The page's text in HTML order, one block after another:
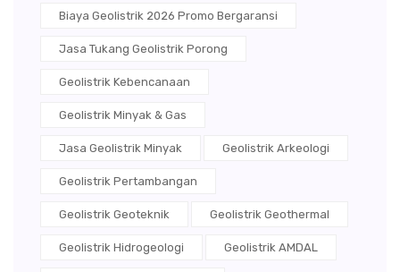
Biaya Geolistrik 2026 Promo Bergaransi
Jasa Tukang Geolistrik Porong
Geolistrik Kebencanaan
Geolistrik Minyak & Gas
Jasa Geolistrik Minyak Geolistrik Arkeologi
Geolistrik Pertambangan
Geolistrik Geoteknik Geolistrik Geothermal
Geolistrik Hidrogeologi Geolistrik AMDAL